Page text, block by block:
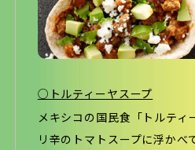
○トルティーヤスープ
メキシコの国民食「トルティ
リ辛のトマトスープに浮かべ